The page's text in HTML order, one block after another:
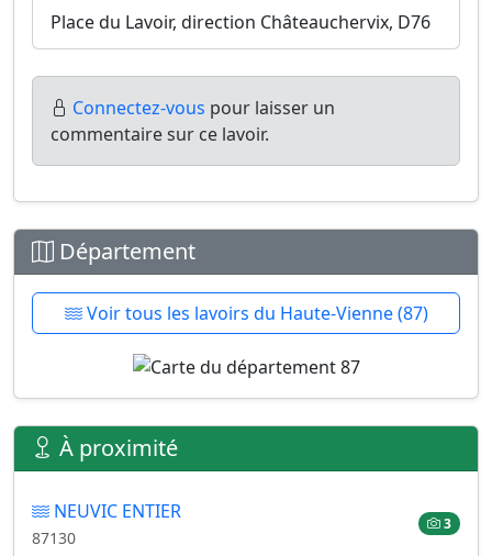
Place du Lavoir, direction Châteauchervix, D76
Connectez-vous pour laisser un
commentaire sur ce lavoir.
Département
Voir tous les lavoirs du Haute-Vienne (87)
À proximité
NEUVIC ENTIER
87130
3